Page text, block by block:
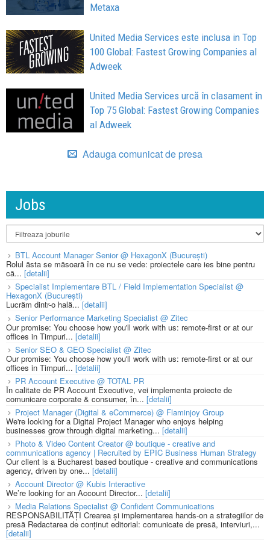
Metaxa
United Media Services este inclusa in Top
100 Global: Fastest Growing Companies al
Adweek
United Media Services urcă în clasament în
Top 75 Global: Fastest Growing Companies
al Adweek
Adauga comunicat de presa
Jobs
BTL Account Manager Senior @ HexagonX (București)
Rolul ăsta se măsoară în ce nu se vede: proiectele care ies bine pentru
că... [detalii]
Specialist Implementare BTL / Field Implementation Specialist @
HexagonX (București)
Lucrăm dintr-o hală... [detalii]
Senior Performance Marketing Specialist @ Zitec
Our promise: You choose how you'll work with us: remote-first or at our
offices in Timpuri... [detalii]
Senior SEO & GEO Specialist @ Zitec
Our promise: You choose how you'll work with us: remote-first or at our
offices in Timpuri... [detalii]
PR Account Executive @ TOTAL PR
În calitate de PR Account Executive, vei implementa proiecte de
comunicare corporate & consumer, în... [detalii]
Project Manager (Digital & eCommerce) @ Flaminjoy Group
We're looking for a Digital Project Manager who enjoys helping
businesses grow through digital marketing... [detalii]
Photo & Video Content Creator @ boutique - creative and
communications agency | Recruited by EPIC Business Human Strategy
Our client is a Bucharest based boutique - creative and communications
agency, driven by one... [detalii]
Account Director @ Kubis Interactive
We’re looking for an Account Director... [detalii]
Media Relations Specialist @ Confident Communications
RESPONSABILITĂȚI Crearea și implementarea hands-on a strategiilor de
presă Redactarea de conținut editorial: comunicate de presă, interviuri,...
[detalii]